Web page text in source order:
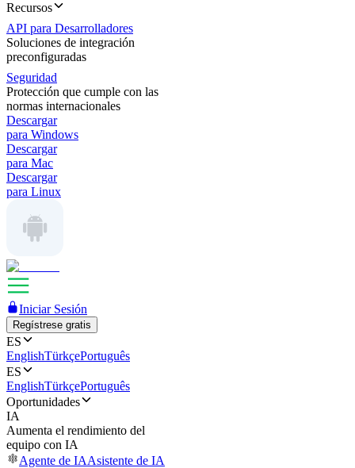
Recursos
API para Desarrolladores
Soluciones de integración
preconfiguradas
Seguridad
Protección que cumple con las
normas internacionales
Descargar
para Windows
Descargar
para Mac
Descargar
para Linux
Iniciar Sesión
Regístrese gratis
ES
EnglishTürkçePortuguês
ES
EnglishTürkçePortuguês
Oportunidades
IA
Aumenta el rendimiento del
equipo con IA
Agente de IAAsistente de IA